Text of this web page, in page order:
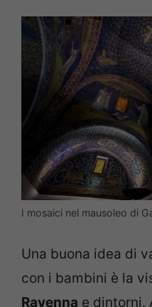
I mosaici nel mausoleo di
Una buona idea di
con i bambini è la
Ravenna e dintorni.